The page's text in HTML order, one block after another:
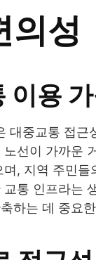
의성
이용
대중교통 접근
선이 가까운
, 지역 주민들
통 인프라는
하는 데 중요